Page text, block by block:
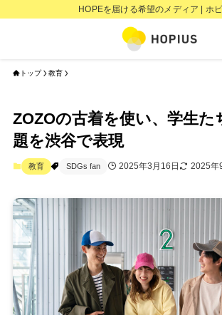
HOPEを届ける希望のメディア | ホ
トップ 教育
ZOZOの古着を使い、学生た
題を渋谷で表現
教育 SDGs fan 2025年3月16日 2025年